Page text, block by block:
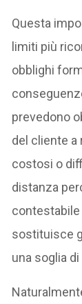
Questa
limiti più
obblighi
prevedono
del cliente a
costosi o
distanza
contestabile
sostituisce
una soglia